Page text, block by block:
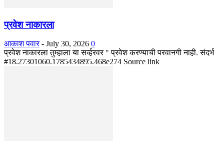
प्रवेश नाकारला
आकाश पवार - July 30, 2026 0
प्रवेश नाकारला तुम्हाला या सर्व्हरवर " प्रवेश करण्याची परवानगी नाही. संदर्भ
#18.27301060.1785434895.468e274 Source link